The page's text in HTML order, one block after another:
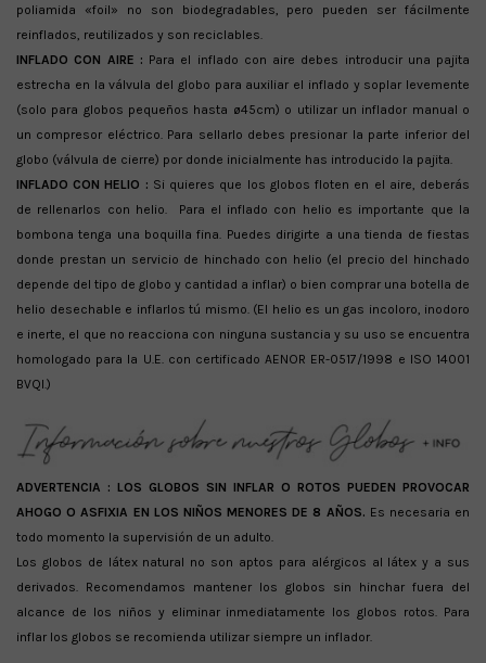
poliamida «foil» no son biodegradables, pero pueden ser fácilmente
reinflados, reutilizados y son reciclables.
INFLADO CON AIRE : Para el inflado con aire debes introducir una pajita
estrecha en la válvula del globo para auxiliar el inflado y soplar levemente
(solo para globos pequeños hasta ø45cm) o utilizar un inflador manual o
un compresor eléctrico. Para sellarlo debes presionar la parte inferior del
globo (válvula de cierre) por donde inicialmente has introducido la pajita.
INFLADO CON HELIO : Si quieres que los globos floten en el aire, deberás
de rellenarlos con helio. Para el inflado con helio es importante que la
bombona tenga una boquilla fina. Puedes dirigirte a una tienda de fiestas
donde prestan un servicio de hinchado con helio (el precio del hinchado
depende del tipo de globo y cantidad a inflar) o bien comprar una botella de
helio desechable e inflarlos tú mismo. (El helio es un gas incoloro, inodoro
e inerte, el que no reacciona con ninguna sustancia y su uso se encuentra
homologado para la U.E. con certificado AENOR ER-0517/1998 e ISO 14001
BVQI.)
ADVERTENCIA : LOS GLOBOS SIN INFLAR O ROTOS PUEDEN PROVOCAR
AHOGO O ASFIXIA EN LOS NIÑOS MENORES DE 8 AÑOS. Es necesaria en
todo momento la supervisión de un adulto.
Los globos de látex natural no son aptos para alérgicos al látex y a sus
derivados. Recomendamos mantener los globos sin hinchar fuera del
alcance de los niños y eliminar inmediatamente los globos rotos. Para
inflar los globos se recomienda utilizar siempre un inflador.